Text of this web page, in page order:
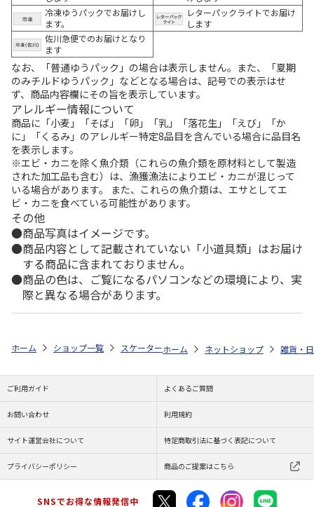
冷凍ゆうパックでお届けし
ます。
レターパックライトでお届け
します
佐川急便でのお届けとなり
ます
なお、「普通ゆうパック」の場合は表示しません。また、「夏期
のみチルドゆうパック」などとなる場合は、記号での表示はせ
ず、商品内容欄にその旨を表示しています。
アレルギー情報について
商品に「小麦」「そば」「卵」「乳」「落花生」「えび」「か
に」「くるみ」のアレルギー特定8品目を含んでいる場合に品目名
を表示します。
※エビ・カニを除く魚介類（これらの魚介類を原材料として製造
された加工品も含む）は、漁獲漁法によりエビ・カニが混じって
いる場合があります。 また、これらの魚介類は、エサとしてエ
ビ・カニを食べている可能性があります。
その他
商品写真はイメージです。
商品内容として記載されていない「小道具類」はお届け
する商品に含まれておりません。
商品の色は、ご覧になるパソコンなどの環境により、実
際と異なる場合があります。
ホーム ショップ一覧 スケーター メラミン製マグコップ くまのプー
ホーム ネットショップ 雑貨・
ご利用ガイド よくあるご質問
お問い合わせ 利用規約
サイト運営会社について 特定商取引法に基づく表記について
プライバシーポリシー 商品のご提案はこちら
SNSでお得な情報発信中